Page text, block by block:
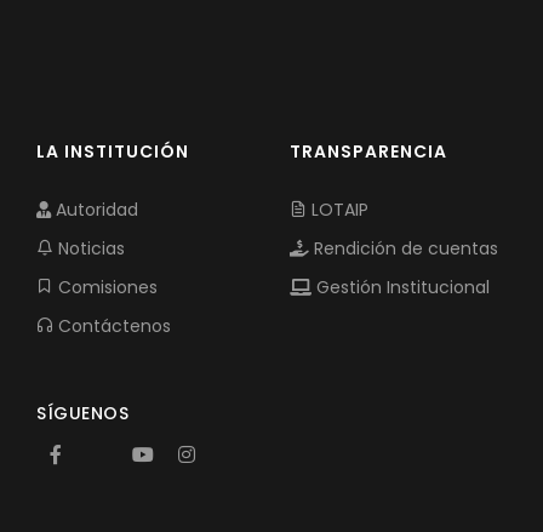
LA INSTITUCIÓN
Autoridad
Noticias
Comisiones
Contáctenos
TRANSPARENCIA
LOTAIP
Rendición de cuentas
Gestión Institucional
SÍGUENOS